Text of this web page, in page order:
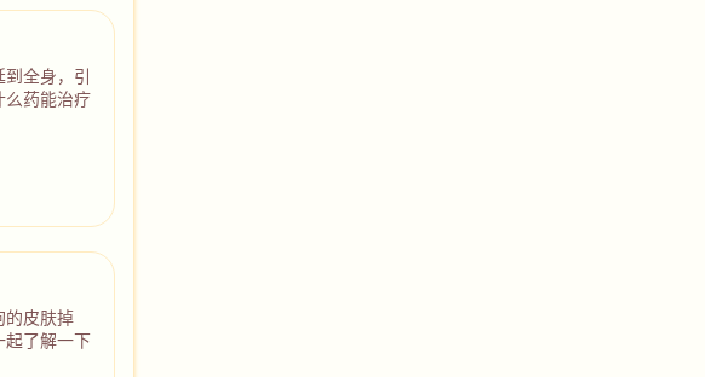
全身，引
么药能治疗
的皮肤掉
起了解一下